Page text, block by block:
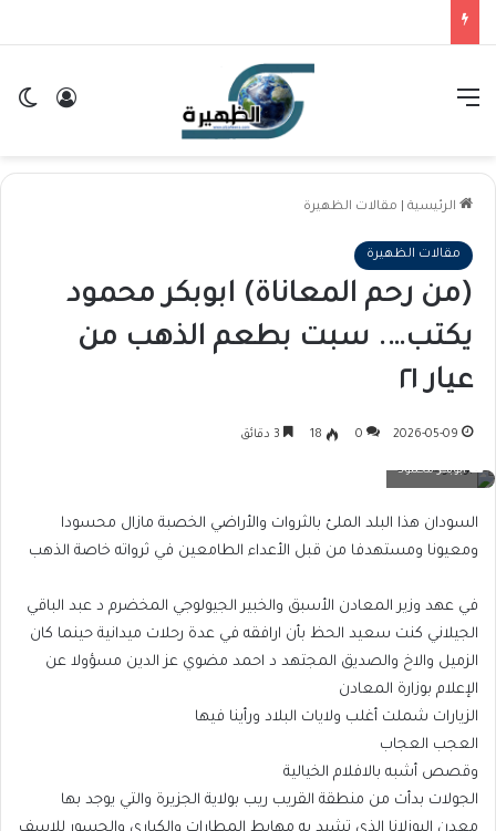
تسجيل القائمة
الرئيسية مقالات الظهيرة
مقالات الظهيرة
(من رحم المعاناة) ابوبكر محمود
يكتب…. سبت بطعم الذهب من
عيار ٢١
2026-05-09
0
18
ابوبكر محمود
السودان هذا البلد الملئ بالثروات والأراضي الخصبة مازال محسودا
ومعيونا ومستهدفا من قبل الأعداء الطامعين في ثرواته خاصة الذهب
في عهد وزير المعادن الأسبق والخبير الجيولوجي المخضرم د عبد الباقي
الجيلاني كنت سعيد الحظ بأن ارافقه في عدة رحلات ميدانية حينما كان
الزميل والاخ والصديق المجتهد د احمد مضوي عز الدين مسؤولا عن
الإعلام بوزارة المعادن
الزيارات شملت أغلب ولايات البلاد ورأينا فيها
العجب العجاب
وقصص أشبه بالافلام الخيالية
الجولات بدأت من منطقة القريب ريب بولاية الجزيرة والتي يوجد بها